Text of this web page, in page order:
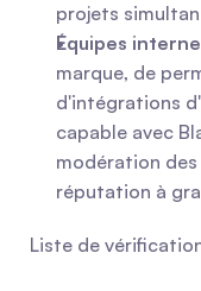
projets
Équipes
marque, de
d'intégrations
capable avec
modération
réputation à
Liste de